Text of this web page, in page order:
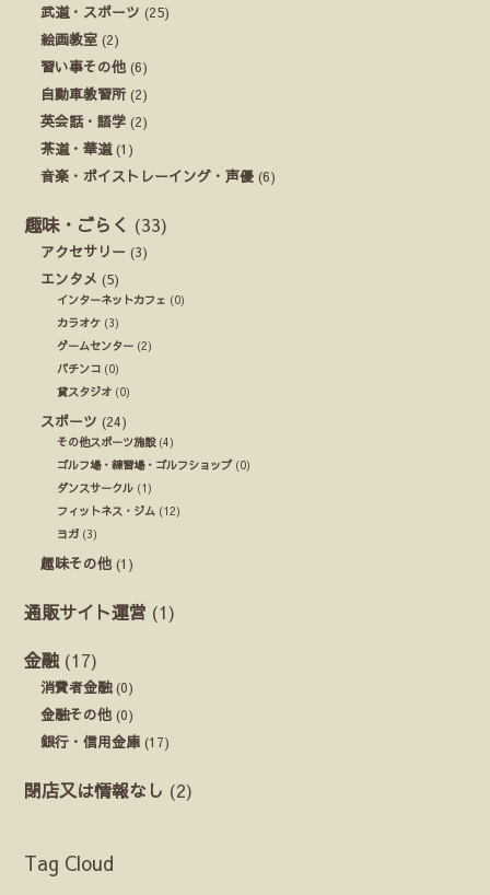
武道・スポーツ (25)
絵画教室 (2)
習い事その他 (6)
自動車教習所(2)
英会話・語学 (2)
茶道・華道(1)
音楽・ボイストレーイング・声優 (6)
趣味・ごらく (33)
アクセサリー (3)
エンタメ (5)
インターネットカフェ (0)
カラオケ (3)
ゲームセンター (2)
パチンコ (0)
貸スタジオ (0)
スポーツ (24)
その他スポーツ施設(4)
ゴルフ場・練習場・ゴルフショップ(0)
ダンスサークル (1)
フィットネス・ジム (12)
ヨガ (3)
趣味その他 (1)
通販サイト運営 (1)
金融 (17)
消費者金融(0)
金融その他 (0)
銀行・信用金庫 (17)
閉店又は情報なし (2)
Tag Cloud